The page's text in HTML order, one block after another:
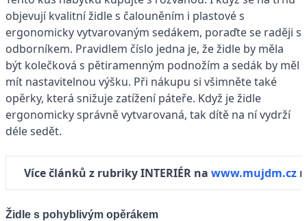
objevují kvalitní židle s čalouněním i plastové s
ergonomicky vytvarovaným sedákem, poraďte se raději s
odborníkem. Pravidlem číslo jedna je, že židle by měla
být kolečková s pětiramenným podnožím a sedák by měl
mít nastavitelnou výšku. Při nákupu si všimněte také
opěrky, která snižuje zatížení páteře. Když je židle
ergonomicky správně vytvarovaná, tak dítě na ní vydrží
déle sedět.
Více článků z rubriky INTERIÉR na www.mujdm.cz
Židle s pohyblivým opěrákem